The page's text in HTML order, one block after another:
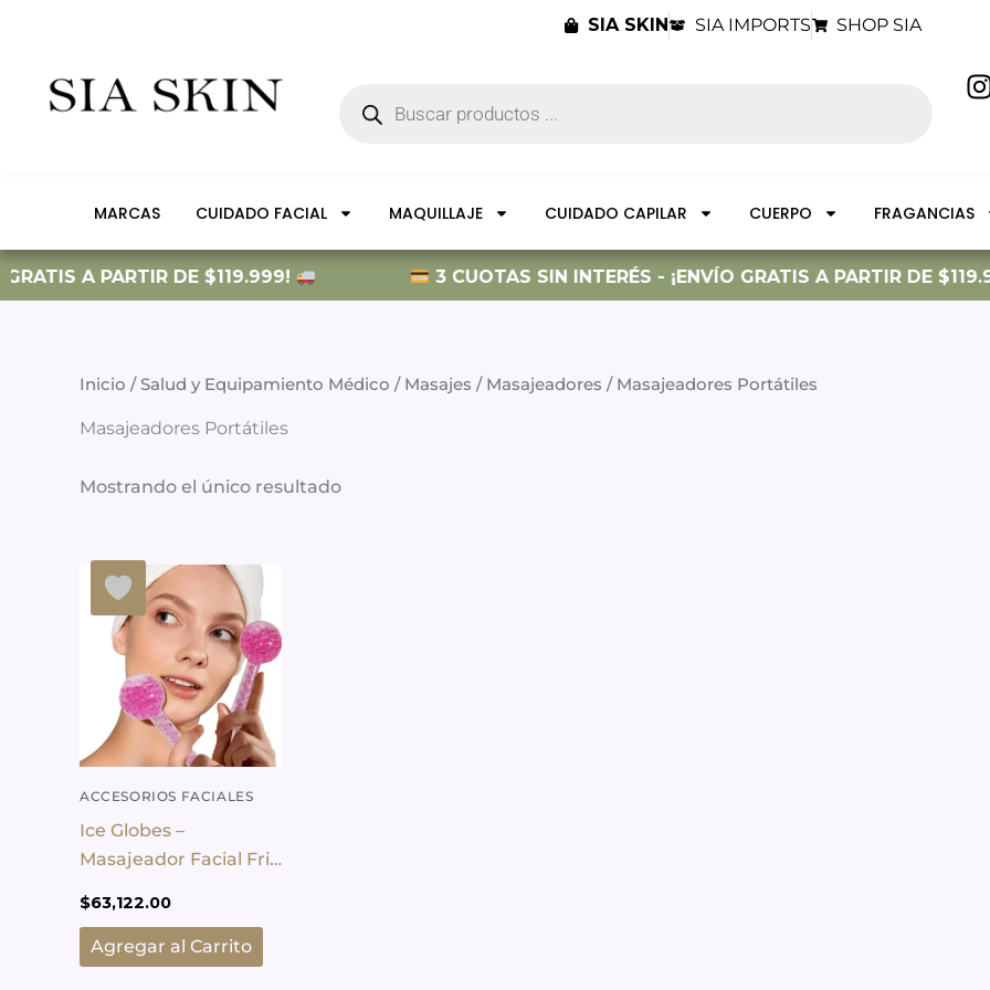
SIA SKIN SIA IMPORTS SHOP SIA
productos
I
r
MARCAS CUIDADO FACIAL MAQUILLAJE CUIDADO CAPILAR CUERPO FRAGANCIAS
A PARTIR DE $119.999! 3 CUOTAS SIN INTERÉS - ¡ENVÍO GRATIS A PARTIR DE
Inicio /Salud y Equipamiento Médico / Masajes / Masajeadores / Masajeadores Portátiles
Masajeadores Portátiles
Mostrando el único resultado
ACCESORIOS FACIALES
Ice Globes –
Masajeador Facial Frio
$63,122.00
Agregar al Carrito